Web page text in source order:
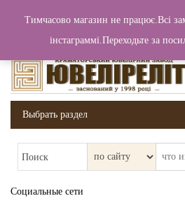
Вход / Регистрация
Выбрать раздел
Поиск
Социальные сети
Тимчасово магазин не працює.Всі
інстаграммі.Переходьте за